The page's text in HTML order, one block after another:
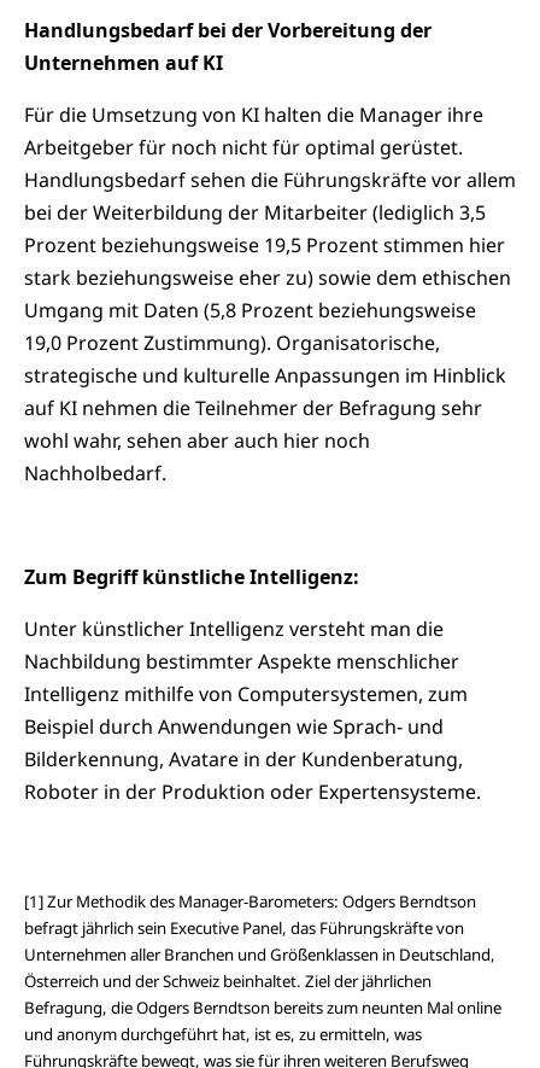
Handlungsbedarf bei der Vorbereitung der
Unternehmen auf KI
Für die Umsetzung von KI halten die Manager ihre
Arbeitgeber für noch nicht für optimal gerüstet.
Handlungsbedarf sehen die Führungskräfte vor allem
bei der Weiterbildung der Mitarbeiter (lediglich 3,5
Prozent beziehungsweise 19,5 Prozent stimmen hier
stark beziehungsweise eher zu) sowie dem ethischen
Umgang mit Daten (5,8 Prozent beziehungsweise
19,0 Prozent Zustimmung). Organisatorische,
strategische und kulturelle Anpassungen im Hinblick
auf KI nehmen die Teilnehmer der Befragung sehr
wohl wahr, sehen aber auch hier noch
Nachholbedarf.
Zum Begriff künstliche Intelligenz:
Unter künstlicher Intelligenz versteht man die
Nachbildung bestimmter Aspekte menschlicher
Intelligenz mithilfe von Computersystemen, zum
Beispiel durch Anwendungen wie Sprach- und
Bilderkennung, Avatare in der Kundenberatung,
Roboter in der Produktion oder Expertensysteme.
[1] Zur Methodik des Manager-Barometers: Odgers Berndtson
befragt jährlich sein Executive Panel, das Führungskräfte von
Unternehmen aller Branchen und Größenklassen in Deutschland,
Österreich und der Schweiz beinhaltet. Ziel der jährlichen
Befragung, die Odgers Berndtson bereits zum neunten Mal online
und anonym durchgeführt hat, ist es, zu ermitteln, was
Führungskräfte bewegt, was sie für ihren weiteren Berufsweg